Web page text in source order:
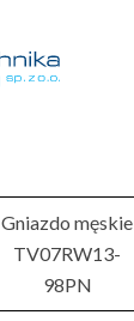
Gniazdo męskie
TV07RW13-
98PN